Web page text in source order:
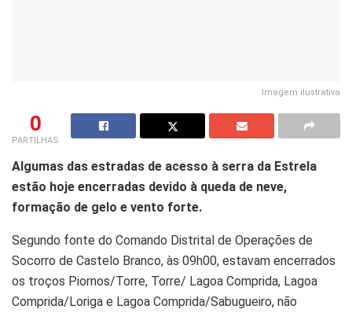
Imagem ilustrativa
0
PARTILHAS
Algumas das estradas de acesso à serra da Estrela
estão hoje encerradas devido à queda de neve,
formação de gelo e vento forte.
Segundo fonte do Comando Distrital de Operações de
Socorro de Castelo Branco, às 09h00, estavam encerrados
os troços Piornos/Torre, Torre/ Lagoa Comprida, Lagoa
Comprida/Loriga e Lagoa Comprida/Sabugueiro, não